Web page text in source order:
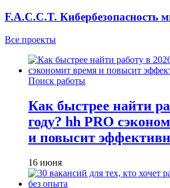
F.A.C.C.T. Кибербезопасность
Все проекты
Поиск работы
Как быстрее найти
году? hh PRO
и повысит
16 июня